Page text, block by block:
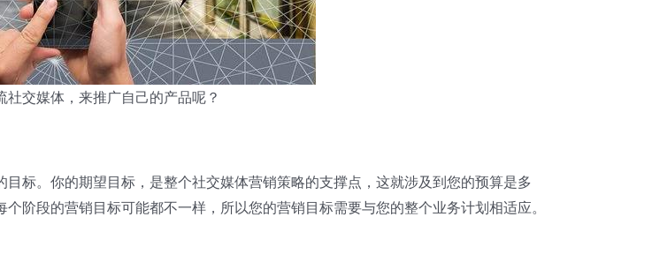
交媒体，来推广自己的产品呢？
标。你的期望目标，是整个社交媒体营销策略的支撑点，这就涉及到您的预算是多
阶段的营销目标可能都不一样，所以您的营销目标需要与您的整个业务计划相适应。